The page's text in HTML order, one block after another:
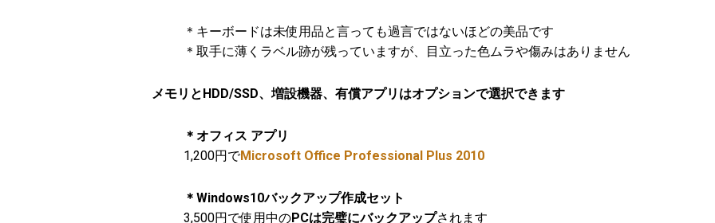
＊キーボードは未使用品と言っても過言ではないほどの美品です
＊取手に薄くラベル跡が残っていますが、目立った色ムラや傷みはありません
メモリとHDD/SSD、増設機器、有償アプリはオプションで選択できます
＊オフィス アプリ
1,200円でMicrosoft Office Professional Plus 2010
＊Windows10バックアップ作成セット
3,500円で使用中のPCは完璧にバックアップされます